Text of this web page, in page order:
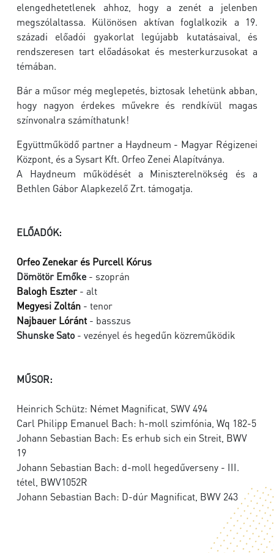
elengedhetetlenek ahhoz, hogy a zenét a jelenben
megszólaltassa. Különösen aktívan foglalkozik a 19.
századi előadói gyakorlat legújabb kutatásaival, és
rendszeresen tart előadásokat és mesterkurzusokat a
témában.
Bár a műsor még meglepetés, biztosak lehetünk abban,
hogy nagyon érdekes művekre és rendkívül magas
színvonalra számíthatunk!
Együttműködő partner a Haydneum - Magyar Régizenei
Központ, és a Sysart Kft. Orfeo Zenei Alapítványa.
A Haydneum működését a Miniszterelnökség és a
Bethlen Gábor Alapkezelő Zrt. támogatja.
ELŐADÓK:
Orfeo Zenekar és Purcell Kórus
Dömötör Emőke- szoprán
Balogh Eszter- alt
Megyesi Zoltán - tenor
Najbauer Lóránt - basszus
Shunske Sato - vezényel és hegedűn közreműködik
MŰSOR:
Heinrich Schütz: Német Magnificat, SWV 494
Carl Philipp Emanuel Bach: h-moll szimfónia, Wq 182-5
Johann Sebastian Bach: Es erhub sich ein Streit, BWV
19
Johann Sebastian Bach: d-moll hegedűverseny - III.
tétel, BWV1052R
Johann Sebastian Bach: D-dúr Magnificat, BWV 243